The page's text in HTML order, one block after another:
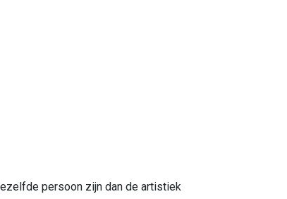
persoon zijn dan de artistiek